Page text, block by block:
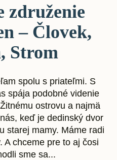
združenie
– Človek,
Strom
spolu s priateľmi. S
spája podobné videnie
ostrovu a najmä
keď je dedinský dvor
starej mamy. Máme radi
A chceme pre to aj čosi
sme sa...